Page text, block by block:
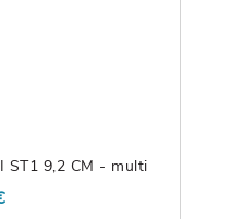
ST1 9,2 CM - multi